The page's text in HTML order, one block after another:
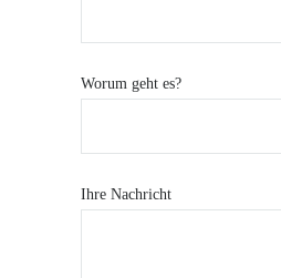
Worum geht es?
Ihre Nachricht